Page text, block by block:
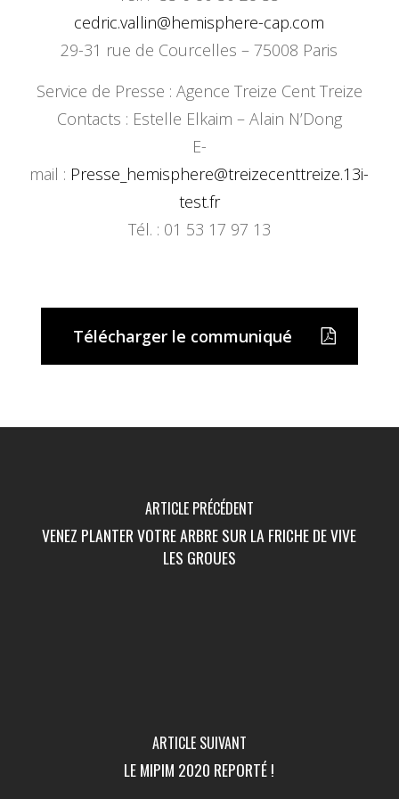
cedric.vallin@hemisphere-cap.com
29-31 rue de Courcelles – 75008 Paris
Service de Presse : Agence Treize Cent Treize
Contacts : Estelle Elkaim – Alain N’Dong
E-
mail : Presse_hemisphere@treizecenttreize.13i-
test.fr
Tél. : 01 53 17 97 13
Télécharger le communiqué
ARTICLE PRÉCÉDENT
VENEZ PLANTER VOTRE ARBRE SUR LA FRICHE DE VIVE
LES GROUES
ARTICLE SUIVANT
LE MIPIM 2020 REPORTÉ !